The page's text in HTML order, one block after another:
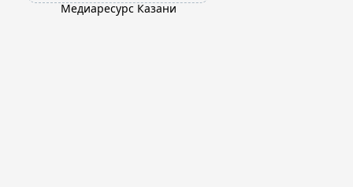
Медиаресурс Казани